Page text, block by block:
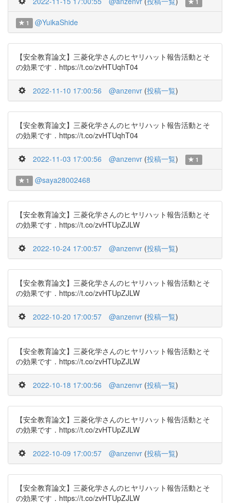
1
1 @YuikaShide
【安全教育論文】三菱化学さんのヒヤリハット報告活動とそ
の効果です．https://t.co/zvHTUqhT04
2022-11-10 17:00:56 @anzenvr (投稿一覧)
【安全教育論文】三菱化学さんのヒヤリハット報告活動とそ
の効果です．https://t.co/zvHTUqhT04
2022-11-03 17:00:56 @anzenvr (投稿一覧) 1
1 @saya28002468
【安全教育論文】三菱化学さんのヒヤリハット報告活動とそ
の効果です．https://t.co/zvHTUpZJLW
2022-10-24 17:00:57 @anzenvr (投稿一覧)
【安全教育論文】三菱化学さんのヒヤリハット報告活動とそ
の効果です．https://t.co/zvHTUpZJLW
2022-10-20 17:00:57 @anzenvr (投稿一覧)
【安全教育論文】三菱化学さんのヒヤリハット報告活動とそ
の効果です．https://t.co/zvHTUpZJLW
2022-10-18 17:00:56 @anzenvr (投稿一覧)
【安全教育論文】三菱化学さんのヒヤリハット報告活動とそ
の効果です．https://t.co/zvHTUpZJLW
2022-10-09 17:00:57 @anzenvr (投稿一覧)
【安全教育論文】三菱化学さんのヒヤリハット報告活動とそ
の効果です．https://t.co/zvHTUpZJLW